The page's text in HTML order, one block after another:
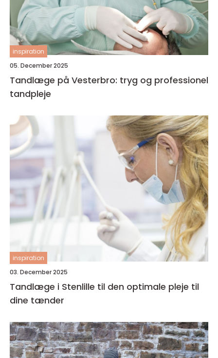
inspiration
05. December 2025
Tandlæge på Vesterbro: tryg og professionel
tandpleje
inspiration
03. December 2025
Tandlæge i Stenlille til den optimale pleje til
dine tænder